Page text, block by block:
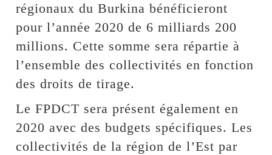
régionaux du Burkina bénéficieront
pour l’année 2020 de 6 milliards 200
millions. Cette somme sera répartie à
l’ensemble des collectivités en fonction
des droits de tirage.
Le FPDCT sera présent également en
2020 avec des budgets spécifiques. Les
collectivités de la région de l’Est par